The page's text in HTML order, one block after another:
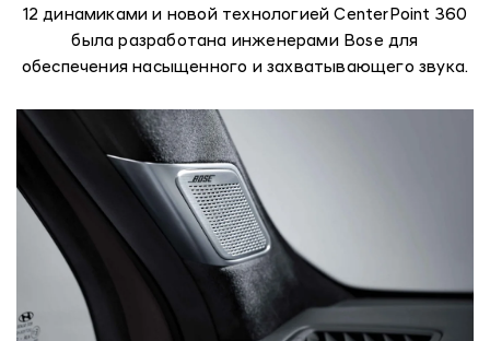
12 динамиками и новой технологией CenterPoint 360
была разработана инженерами Bose для
обеспечения насыщенного и захватывающего звука.